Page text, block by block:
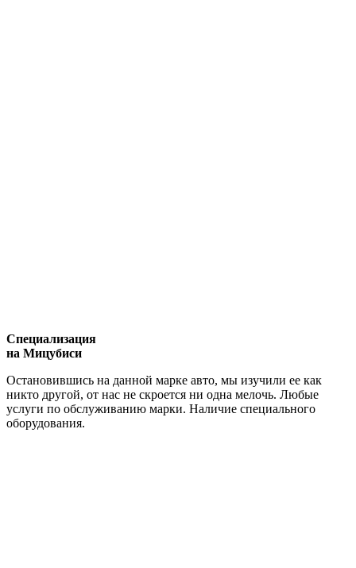
Специализация
на Мицубиси
Остановившись на данной марке авто, мы изучили ее как
никто другой, от нас не скроется ни одна мелочь. Любые
услуги по обслуживанию марки. Наличие специального
оборудования.